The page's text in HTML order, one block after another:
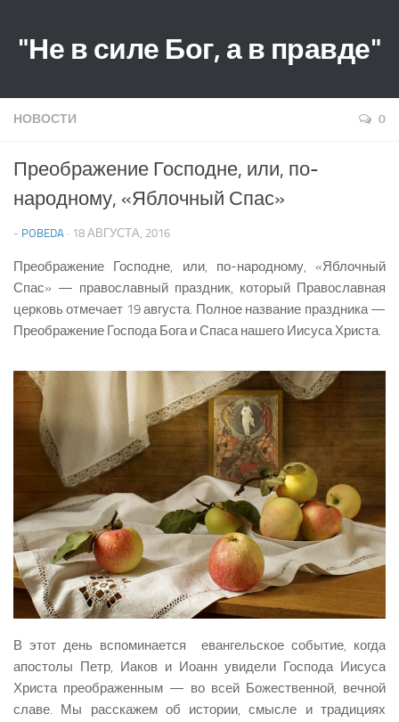
"Не в силе Бог, а в правде"
НОВОСТИ 0
Преображение Господне, или, по-
народному, «Яблочный Спас»
- POBEDA · 18 АВГУСТА, 2016
Преображение Господне, или, по-народному, «Яблочный
Спас» — православный праздник, который Православная
церковь отмечает 19 августа. Полное название праздника —
Преображение Господа Бога и Спаса нашего Иисуса Христа.
В этот день вспоминается евангельское событие, когда
апостолы Петр, Иаков и Иоанн увидели Господа Иисуса
Христа преображенным — во всей Божественной, вечной
славе. Мы расскажем об истории, смысле и традициях